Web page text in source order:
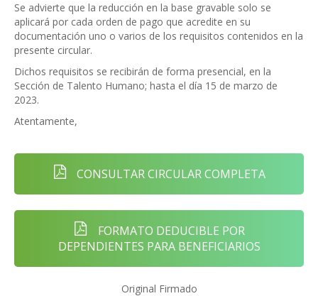
Se advierte que la reducción en la base gravable solo se
aplicará por cada orden de pago que acredite en su
documentación uno o varios de los requisitos contenidos en la
presente circular.
Dichos requisitos se recibirán de forma presencial, en la
Sección de Talento Humano; hasta el día 15 de marzo de
2023.
Atentamente,
CONSULTAR CIRCULAR COMPLETA
FORMATO DEDUCIBLE POR
DEPENDIENTES PARA BENEFICIARIOS
Original Firmado